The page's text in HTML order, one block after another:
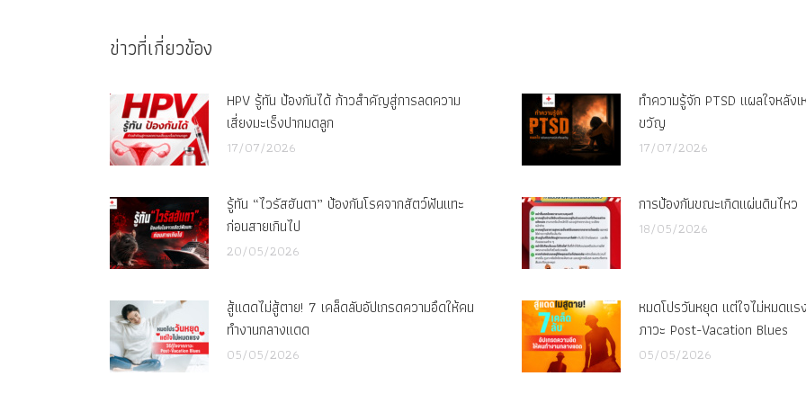
ข่าวที่เกี่ยวข้อง
HPV รู้ทัน ป้องกันได้ ก้าวสำคัญสู่การลดความ
เสี่ยงมะเร็งปากมดลูก
17/07/2026
ทำความรู้จัก PTSD แผลใจหลัง
ขวัญ
17/07/2026
รู้ทัน “ไวรัสฮันตา” ป้องกันโรคจากสัตว์ฟันแทะ
ก่อนสายเกินไป
20/05/2026
การป้องกันขณะเกิดแผ่นดินไหว
18/05/2026
สู้แดดไม่สู้ตาย! 7 เคล็ดลับอัปเกรดความอึดให้คน
ทำงานกลางแดด
05/05/2026
หมดโปรวันหยุด แต่ใจไม่หมดแร
ภาวะ Post-Vacation Blues
05/05/2026